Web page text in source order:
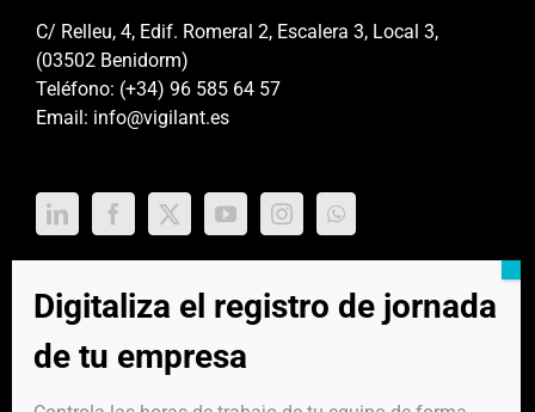
C/ Relleu, 4, Edif. Romeral 2, Escalera 3, Local 3,
(03502 Benidorm)
Teléfono: (+34) 96 585 64 57
Email: info@vigilant.es
Digitaliza el registro de jornada
de tu empresa